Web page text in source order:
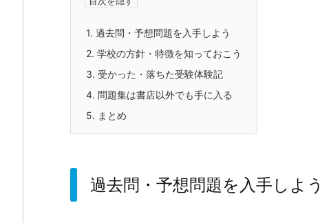
1. 過去問・予想問題を入手しよう
2. 学校の方針・特徴を知っておこう
3. 受かった・落ちた受験体験記
4. 問題集は書店以外でも手に入る
5. まとめ
過去問・予想問題を入手しよう